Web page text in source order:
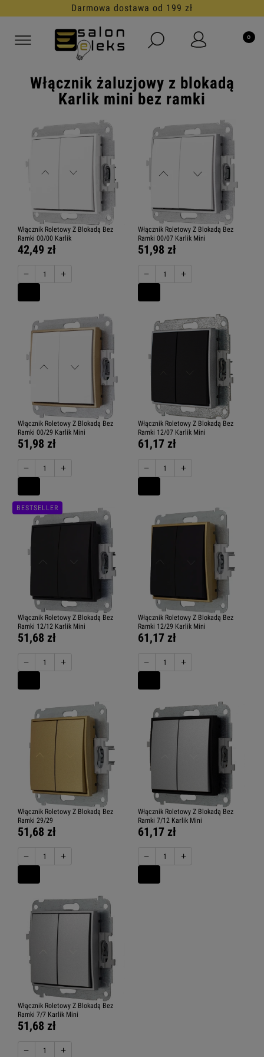
Darmowa dostawa od 199 zł
Włącznik żaluzjowy z blokadą
Karlik mini bez ramki
Włącznik Roletowy Z Blokadą Bez
Ramki 00/00 Karlik
42,49 zł
− +
Włącznik Roletowy Z Blokadą Bez
Ramki 00/07 Karlik Mini
51,98 zł
− +
Włącznik Roletowy Z Blokadą Bez
Ramki 00/29 Karlik Mini
51,98 zł
− +
Włącznik Roletowy Z Blokadą Bez
Ramki 12/07 Karlik Mini
61,17 zł
− +
Włącznik Roletowy Z Blokadą Bez
Ramki 12/12 Karlik Mini
51,68 zł
− +
BESTSELLER
Włącznik Roletowy Z Blokadą Bez
Ramki 12/29 Karlik Mini
61,17 zł
− +
Włącznik Roletowy Z Blokadą Bez
Ramki 29/29
51,68 zł
− +
Włącznik Roletowy Z Blokadą Bez
Ramki 7/12 Karlik Mini
61,17 zł
− +
Włącznik Roletowy Z Blokadą Bez
Ramki 7/7 Karlik Mini
51,68 zł
− +